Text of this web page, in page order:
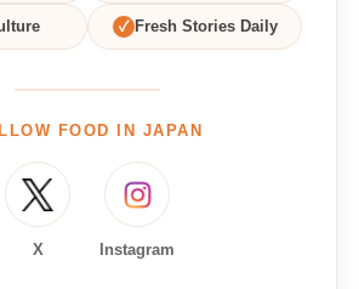
✓ Fresh Stories Daily
FOOD IN JAPAN
X Instagram